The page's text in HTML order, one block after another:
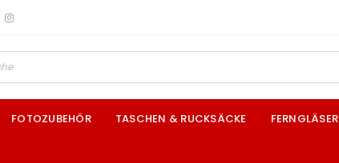
FOTOZUBEHÖR TASCHEN & RUCKSÄCKE FERNGLÄSER